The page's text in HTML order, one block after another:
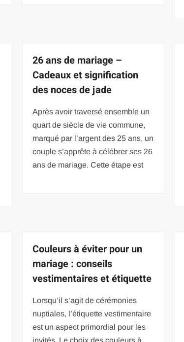
26 ans de mariage –
Cadeaux et signification
des noces de jade
Après avoir traversé ensemble un
quart de siècle de vie commune,
marqué par l’argent des 25 ans, un
couple s’apprête à célébrer ses 26
ans de mariage. Cette étape est
Couleurs à éviter pour un
mariage : conseils
vestimentaires et étiquette
Lorsqu’il s’agit de cérémonies
nuptiales, l’étiquette vestimentaire
est un aspect primordial pour les
invités. Le choix des couleurs à